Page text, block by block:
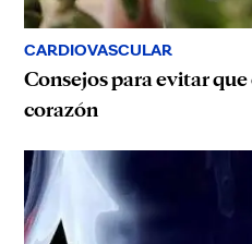
CARDIOVASCULAR
Consejos para evitar que
corazón